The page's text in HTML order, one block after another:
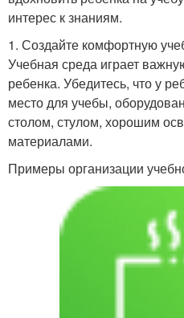
интерес к знаниям.
1. Создайте комфортную
Учебная среда играет
ребенка. Убедитесь, что у
место для учебы,
столом, стулом, хорошим
материалами.
Примеры организации